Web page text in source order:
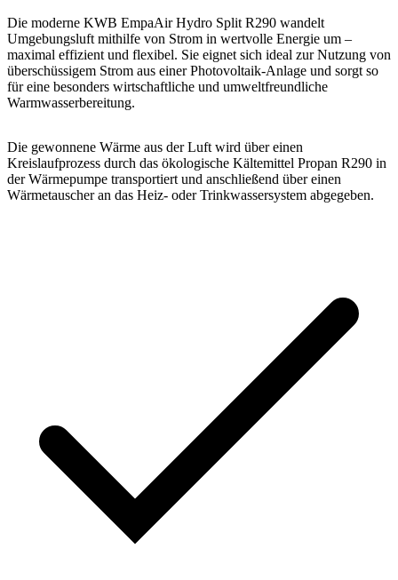
Die moderne KWB EmpaAir Hydro Split R290 wandelt
Umgebungsluft mithilfe von Strom in wertvolle Energie um –
maximal effizient und flexibel. Sie eignet sich ideal zur Nutzung von
überschüssigem Strom aus einer Photovoltaik-Anlage und sorgt so
für eine besonders wirtschaftliche und umweltfreundliche
Warmwasserbereitung.
Die gewonnene Wärme aus der Luft wird über einen
Kreislaufprozess durch das ökologische Kältemittel Propan R290 in
der Wärmepumpe transportiert und anschließend über einen
Wärmetauscher an das Heiz- oder Trinkwassersystem abgegeben.